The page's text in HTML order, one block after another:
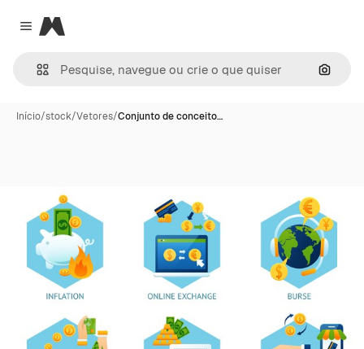
Close menu
Magnific
Início/stock/Vetores/Conjunto de conceito…